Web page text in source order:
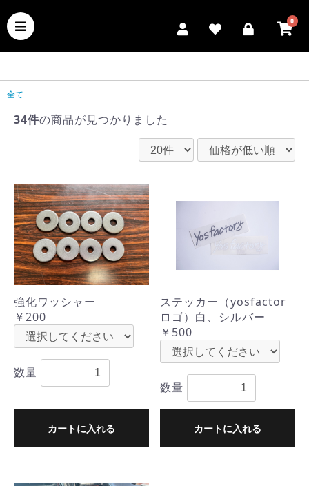
0
全て
34件の商品が見つかりました
強化ワッシャー
￥200
数量
カートに入れる
ステッカー（yosfactor
ロゴ）白、シルバー
￥500
数量
カートに入れる